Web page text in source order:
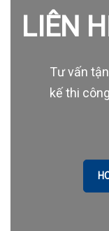
LIÊN
Tư vấn
kế thi